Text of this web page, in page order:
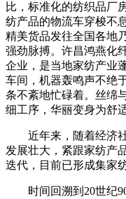
比，标准化的纺织品厂
纺产品的物流车穿梭不
精美货品发往全国各地
强劲脉搏。许昌鸿燕化
企业，是当地家纺产业
车间，机器轰鸣声不绝
条不紊地忙碌着。丝绵
细工序，华丽变身为舒
近年来，随着经济
发展壮大，紧跟家纺产
迭代，目前已形成集家
时间回溯到20世纪